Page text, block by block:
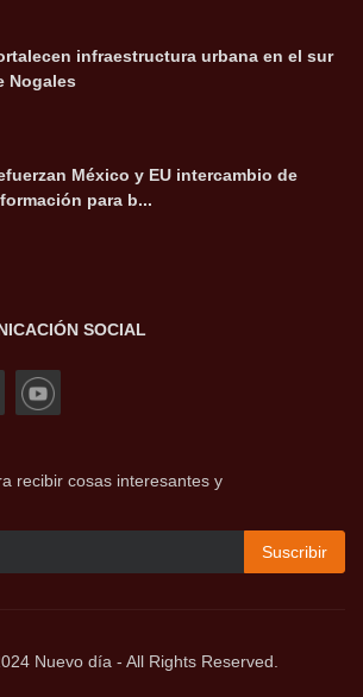
infraestructura urbana en el sur
Nogales
México y EU intercambio de
para b...
SOCIAL
recibir cosas interesantes y
Suscribir
Nuevo día - All Rights Reserved.